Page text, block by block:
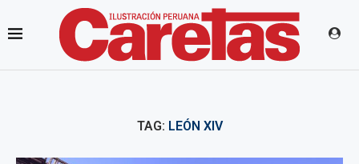
TAG: LEÓN XIV